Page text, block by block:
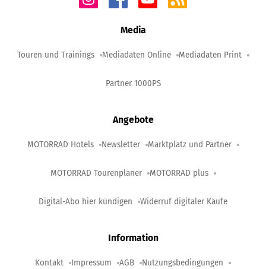
Media
Touren und Trainings Mediadaten Online Mediadaten Print
Partner 1000PS
Angebote
MOTORRAD Hotels Newsletter Marktplatz und Partner
MOTORRAD Tourenplaner MOTORRAD plus
Digital-Abo hier kündigen Widerruf digitaler Käufe
Information
Kontakt Impressum AGB Nutzungsbedingungen